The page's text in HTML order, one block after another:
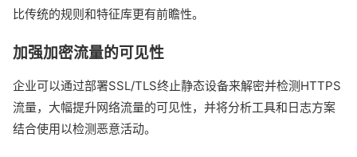
比传统的规则和特征库更有前瞻性。
加强加密流量的可见性
企业可以通过部署SSL/TLS终止静态设备来解密并检测HTTPS
流量，大幅提升网络流量的可见性，并将分析工具和日志方案
结合使用以检测恶意活动。